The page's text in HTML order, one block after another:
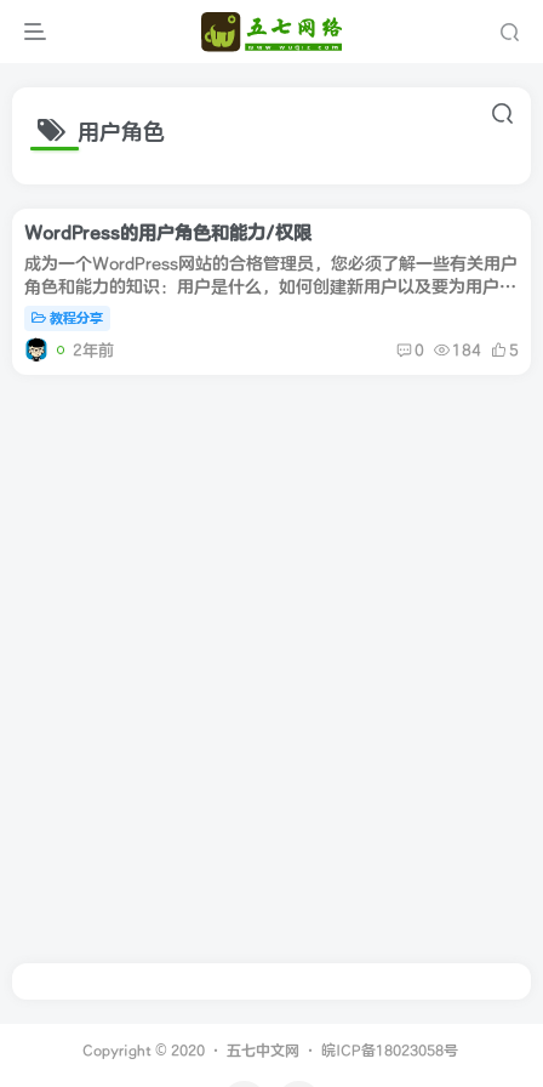
用户角色
WordPress的用户角色和能力/权限
成为一个WordPress网站的合格管理员，您必须了解一些有关用户
角色和能力的知识：用户是什么，如何创建新用户以及要为用户做
什么。WordPress默认用户角色，具有以下角色：超级管理员：这
是一个仅...
教程分享
2年前 0 184 5
Copyright © 2020 · 五七中文网 · 皖ICP备18023058号